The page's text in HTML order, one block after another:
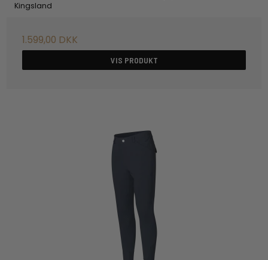
Kingsland
1.599,00 DKK
VIS PRODUKT